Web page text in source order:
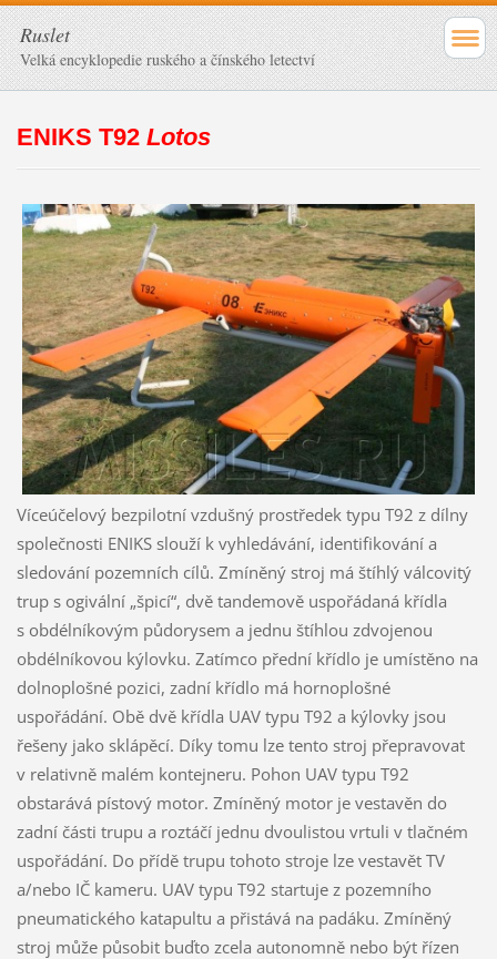
Ruslet
Velká encyklopedie ruského a čínského letectví
ENIKS T92 Lotos
Víceúčelový bezpilotní vzdušný prostředek typu T92 z dílny
společnosti ENIKS slouží k vyhledávání, identifikování a
sledování pozemních cílů. Zmíněný stroj má štíhlý válcovitý
trup s ogivální „špicí“, dvě tandemově uspořádaná křídla
s obdélníkovým půdorysem a jednu štíhlou zdvojenou
obdélníkovou kýlovku. Zatímco přední křídlo je umístěno na
dolnoplošné pozici, zadní křídlo má hornoplošné
uspořádání. Obě dvě křídla UAV typu T92 a kýlovky jsou
řešeny jako sklápěcí. Díky tomu lze tento stroj přepravovat
v relativně malém kontejneru. Pohon UAV typu T92
obstarává pístový motor. Zmíněný motor je vestavěn do
zadní části trupu a roztáčí jednu dvoulistou vrtuli v tlačném
uspořádání. Do přídě trupu tohoto stroje lze vestavět TV
a/nebo IČ kameru. UAV typu T92 startuje z pozemního
pneumatického katapultu a přistává na padáku. Zmíněný
stroj může působit buďto zcela autonomně nebo být řízen